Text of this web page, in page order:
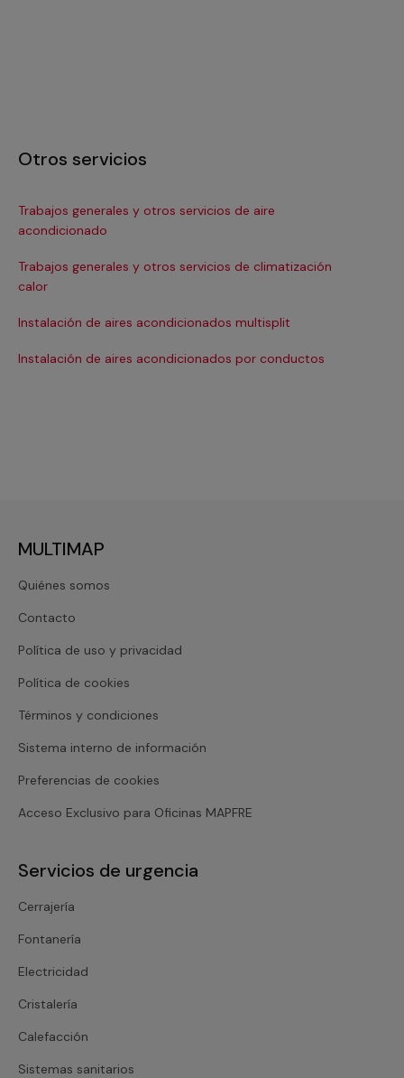
Otros servicios
Trabajos generales y otros servicios de aire
acondicionado
Trabajos generales y otros servicios de climatización
calor
Instalación de aires acondicionados multisplit
Instalación de aires acondicionados por conductos
MULTIMAP
Quiénes somos
Contacto
Política de uso y privacidad
Política de cookies
Términos y condiciones
Sistema interno de información
Preferencias de cookies
Acceso Exclusivo para Oficinas MAPFRE
Servicios de urgencia
Cerrajería
Fontanería
Electricidad
Cristalería
Calefacción
Sistemas sanitarios